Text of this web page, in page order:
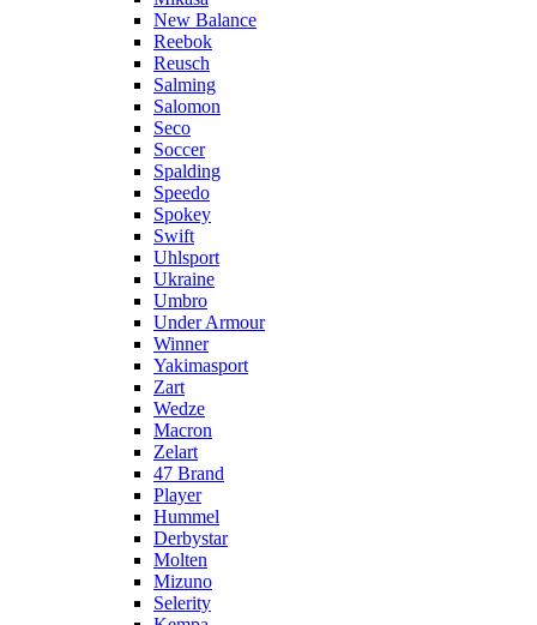
New Balance
Reebok
Reusch
Salming
Salomon
Seco
Soccer
Spalding
Speedo
Spokey
Swift
Uhlsport
Ukraine
Umbro
Under Armour
Winner
Yakimasport
Zart
Wedze
Macron
Zelart
47 Brand
Player
Hummel
Derbystar
Molten
Mizuno
Selerity